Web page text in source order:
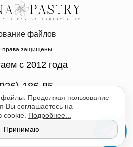
с 2012 года
186-85-
07
права защищены.
файлов
Продолжая пользование
Вы соглашаетесь на
cookie. Подробнее...
Принимаю